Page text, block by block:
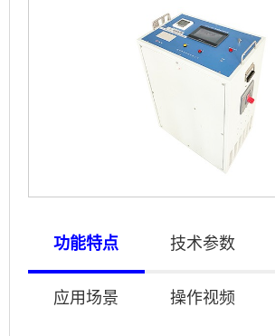
功能特点 技术参数
应用场景 操作视频